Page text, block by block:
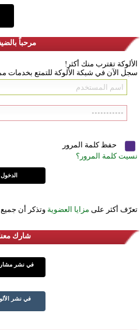
مرحباً
الألوكة تقترب منك أكثر!
سجل الآن في شبكة الألوكة للتمتع بخدمات
حفظ كلمة المرور
نسيت كلمة المرور؟
تعرّف أكثر على مزايا العضوية وتذكر أن جميع
شارك
في نشر
في نشر